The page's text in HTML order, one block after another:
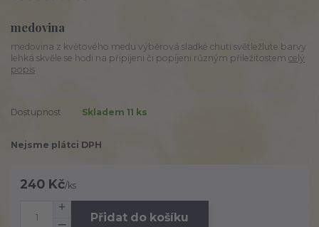
medovina
medovina z květového medu výběrová sladké chuti světležlute barvy
lehká skvěle se hodi na připijeni či popíjeni různým přiležitostem celý
popis
Dostupnost Skladem 11 ks
Nejsme plátci DPH
240 Kč/ks
Přidat do košíku